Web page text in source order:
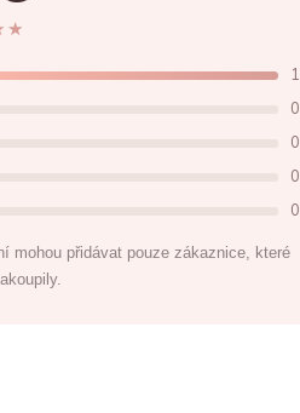
1
0
0
0
0
mohou přidávat pouze zákaznice, které